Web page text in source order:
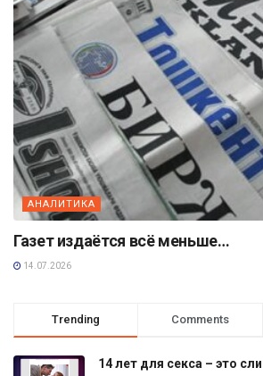
АНАЛИТИКА
Газет издаётся всё меньше…
14.07.2026
Trending Comments
14 лет для секса – это